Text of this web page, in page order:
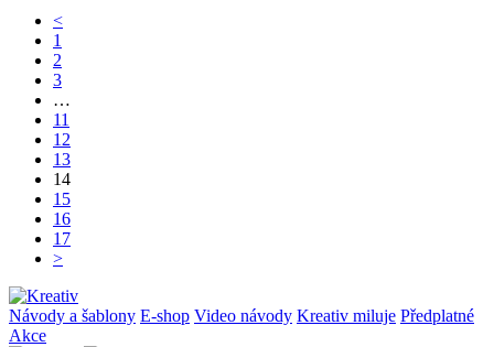
<
1
2
3
…
11
12
13
14
15
16
17
>
Návody a šablony E-shop Video návody Kreativ miluje Předplatné
Akce